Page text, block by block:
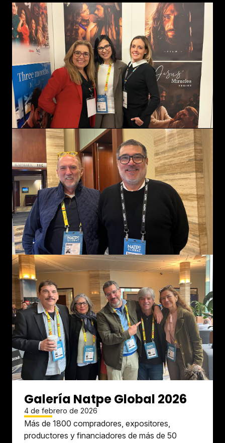
Galería Natpe Global 2026
4 de febrero de 2026
Más de 1800 compradores, expositores,
productores y financiadores de más de 50